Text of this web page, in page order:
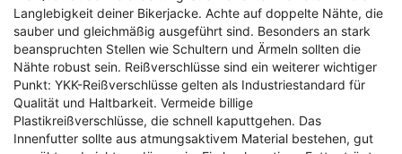
Langlebigkeit deiner Bikerjacke. Achte auf doppelte Nähte, die
sauber und gleichmäßig ausgeführt sind. Besonders an stark
beanspruchten Stellen wie Schultern und Ärmeln sollten die
Nähte robust sein. Reißverschlüsse sind ein weiterer wichtiger
Punkt: YKK-Reißverschlüsse gelten als Industriestandard für
Qualität und Haltbarkeit. Vermeide billige
Plastikreißverschlüsse, die schnell kaputtgehen. Das
Innenfutter sollte aus atmungsaktivem Material bestehen, gut